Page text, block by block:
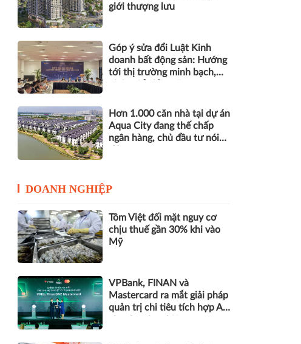
giới thượng lưu
Góp ý sửa đổi Luật Kinh
doanh bất động sản: Hướng
tới thị trường minh bạch,
Hơn 1.000 căn nhà tại dự án
Aqua City đang thế chấp
ngân hàng, chủ đầu tư nói
DOANH NGHIỆP
Tôm Việt đối mặt nguy cơ
chịu thuế gần 30% khi vào
Mỹ
VPBank, FINAN và
Mastercard ra mắt giải pháp
quản trị chi tiêu tích hợp AI